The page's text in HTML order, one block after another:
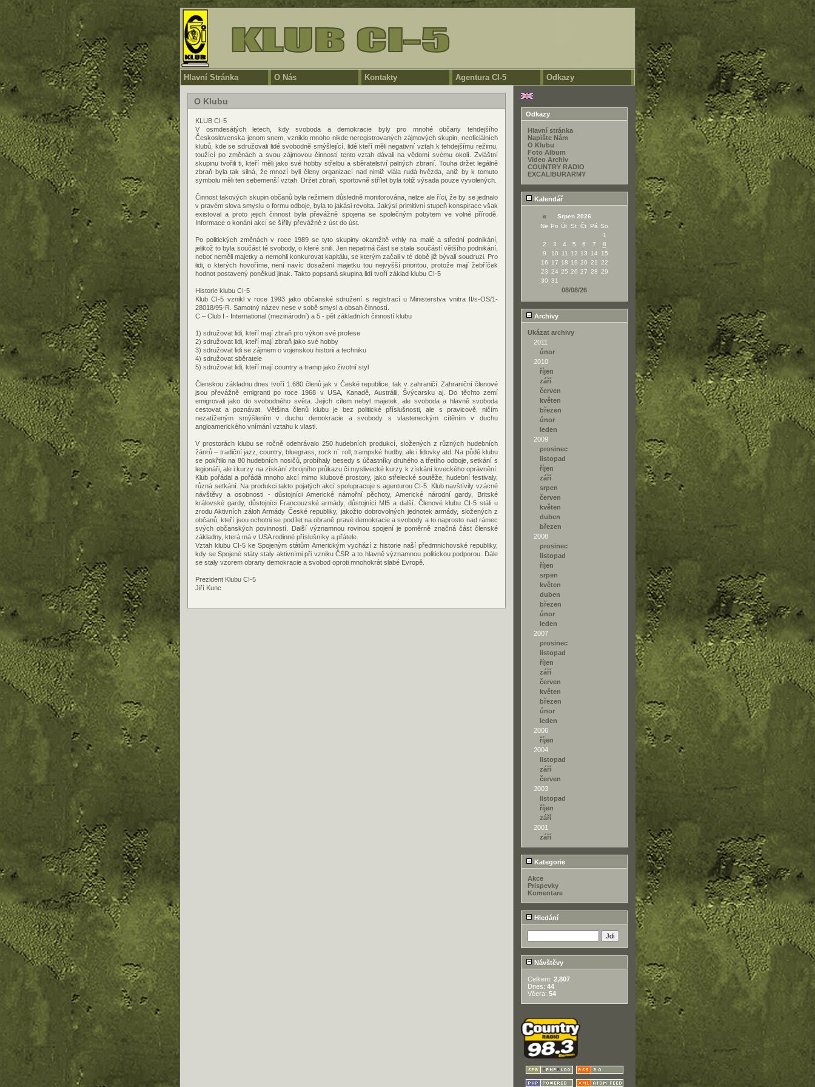
Hlavní Stránka O Nás Kontakty Agentura CI-5 Odkazy
O Klubu
KLUB CI-5
V osmdesátých letech, kdy svoboda a demokracie byly pro mnohé občany tehdejšího
Československa jenom snem, vzniklo mnoho nikde neregistrovaných zájmových skupin, neoficiálních
klubů, kde se sdružovali lidé svobodně smýšlející, lidé kteří měli negativní vztah k tehdejšímu režimu,
toužící po změnách a svou zájmovou činností tento vztah dávali na vědomí svému okolí. Zvláštní
skupinu tvořili ti, kteří měli jako své hobby střelbu a sběratelství palných zbraní. Touha držet legálně
zbraň byla tak silná, že mnozí byli členy organizací nad nimiž vlála rudá hvězda, aniž by k tomuto
symbolu měli ten sebemenší vztah. Držet zbraň, sportovně střílet byla totiž výsada pouze vyvolených.
Činnost takových skupin občanů byla režimem důsledně monitorována, nelze ale říci, že by se jednalo
v pravém slova smyslu o formu odboje, byla to jakási revolta. Jakýsi primitivní stupeň konspirace však
existoval a proto jejich činnost byla převážně spojena se společným pobytem ve volné přírodě.
Informace o konání akcí se šířily převážně z úst do úst.
Po politických změnách v roce 1989 se tyto skupiny okamžitě vrhly na malé a střední podnikání,
jelikož to byla součást té svobody, o které snili. Jen nepatrná část se stala součástí většího podnikání,
neboť neměli majetky a nemohli konkurovat kapitálu, se kterým začali v té době již bývalí soudruzi. Pro
lidi, o kterých hovoříme, není navíc dosažení majetku tou nejvyšší prioritou, protože mají žebříček
hodnot postavený poněkud jinak. Takto popsaná skupina lidí tvoří základ klubu CI-5
Historie klubu CI-5
Klub CI-5 vznikl v roce 1993 jako občanské sdružení s registrací u Ministerstva vnitra II/s-OS/1-
28018/95-R. Samotný název nese v sobě smysl a obsah činností.
C – Club I - International (mezinárodní) a 5 - pět základních činností klubu
1) sdružovat lidi, kteří mají zbraň pro výkon své profese
2) sdružovat lidi, kteří mají zbraň jako své hobby
3) sdružovat lidi se zájmem o vojenskou historii a techniku
4) sdružovat sběratele
5) sdružovat lidi, kteří mají country a tramp jako životní styl
Členskou základnu dnes tvoří 1.680 členů jak v České republice, tak v zahraničí. Zahraniční členové
jsou převážně emigranti po roce 1968 v USA, Kanadě, Austrálii, Švýcarsku aj. Do těchto zemí
emigrovali jako do svobodného světa. Jejich cílem nebyl majetek, ale svoboda a hlavně svoboda
cestovat a poznávat. Většina členů klubu je bez politické příslušnosti, ale s pravicově, ničím
nezatíženým smýšlením v duchu demokracie a svobody s vlasteneckým cítěním v duchu
angloamerického vnímání vztahu k vlasti.
V prostorách klubu se ročně odehrávalo 250 hudebních produkcí, složených z různých hudebních
žánrů – tradiční jazz, country, bluegrass, rock n´ roll, trampské hudby, ale i lidovky atd. Na půdě klubu
se pokřtilo na 80 hudebních nosičů, probíhaly besedy s účastníky druhého a třetího odboje, setkání s
legionáři, ale i kurzy na získání zbrojního průkazu či myslivecké kurzy k získání loveckého oprávnění.
Klub pořádal a pořádá mnoho akcí mimo klubové prostory, jako střelecké soutěže, hudební festivaly,
různá setkání. Na produkci takto pojatých akcí spolupracuje s agenturou CI-5. Klub navštívily vzácné
návštěvy a osobnosti - důstojníci Americké námořní pěchoty, Americké národní gardy, Britské
královské gardy, důstojníci Francouzské armády, důstojníci MI5 a další. Členové klubu CI-5 stáli u
zrodu Aktivních záloh Armády České republiky, jakožto dobrovolných jednotek armády, složených z
občanů, kteří jsou ochotni se podílet na obraně pravé demokracie a svobody a to naprosto nad rámec
svých občanských povinností. Další významnou rovinou spojení je poměrně značná část členské
základny, která má v USA rodinné příslušníky a přátele.
Vztah klubu CI-5 ke Spojeným státům Americkým vychází z historie naší předmnichovské republiky,
kdy se Spojené státy staly aktivními při vzniku ČSR a to hlavně významnou politickou podporou. Dále
se staly vzorem obrany demokracie a svobod oproti mnohokrát slabé Evropě.
Prezident Klubu CI-5
Jiří Kunc
Odkazy
Hlavní stránka
Napište Nám
O Klubu
Foto Album
Video Archiv
COUNTRY RADIO
EXCALIBURARMY
Kalendář
«
Srpen 2026
Ne Po Út St Čt Pá So
1
2
3 4 5 6 7
8
9
10 11 12 13 14
15
16
17 18 19 20 21
22
23 24 25 26 27 28 29
30 31
08/08/26
Archivy
Ukázat archivy
2011
únor
2010
říjen
září
červen
květen
březen
únor
leden
2009
prosinec
listopad
říjen
září
srpen
červen
květen
duben
březen
2008
prosinec
listopad
říjen
srpen
květen
duben
březen
únor
leden
2007
prosinec
listopad
říjen
září
červen
květen
březen
únor
leden
2006
říjen
2004
listopad
září
červen
2003
listopad
říjen
září
2001
září
Kategorie
Akce
Prispevky
Komentare
Hledání
Návštěvy
Celkem: 2,807
Dnes: 44
Včera: 54